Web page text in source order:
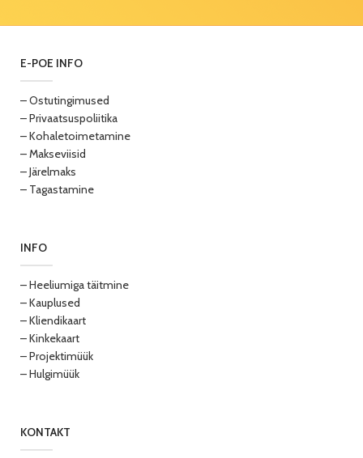
E-POE INFO
– Ostutingimused
– Privaatsuspoliitika
– Kohaletoimetamine
– Makseviisid
– Järelmaks
– Tagastamine
INFO
– Heeliumiga täitmine
– Kauplused
– Kliendikaart
– Kinkekaart
– Projektimüük
– Hulgimüük
KONTAKT